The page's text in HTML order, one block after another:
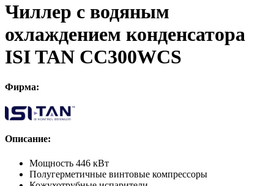
Чиллер с водяным
охлаждением конденсатора
ISI TAN CC300WCS
Фирма:
Описание:
Мощность 446 кВт
Полугерметичные винтовые компрессоры